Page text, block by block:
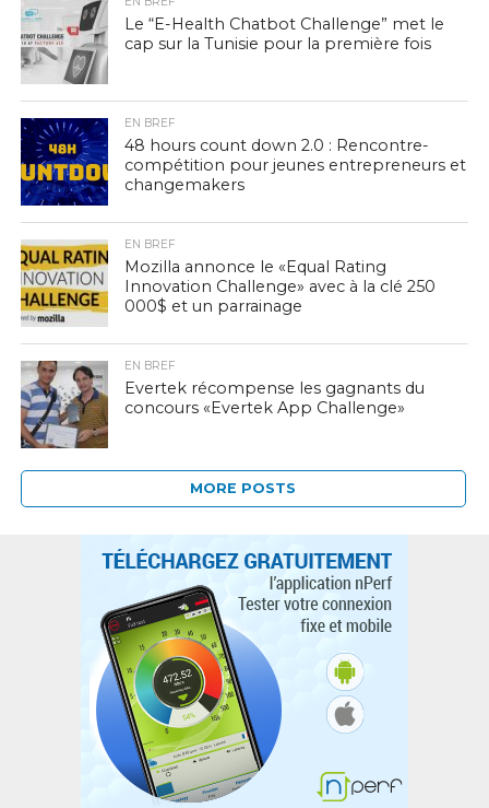
Le “E-Health Chatbot Challenge” met le
cap sur la Tunisie pour la première fois
EN BREF
48 hours count down 2.0 : Rencontre-
compétition pour jeunes entrepreneurs et
changemakers
EN BREF
Mozilla annonce le «Equal Rating
Innovation Challenge» avec à la clé 250
000$ et un parrainage
EN BREF
Evertek récompense les gagnants du
concours «Evertek App Challenge»
MORE POSTS